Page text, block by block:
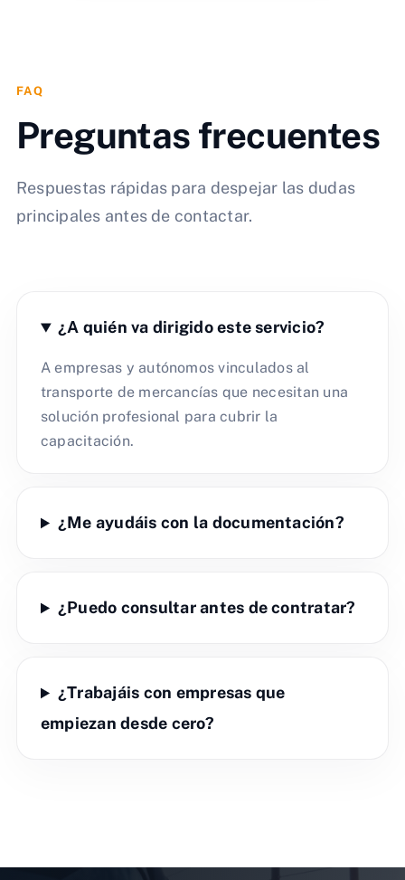
FAQ
Preguntas frecuentes
Respuestas rápidas para despejar las dudas
principales antes de contactar.
¿A quién va dirigido este servicio?
A empresas y autónomos vinculados al
transporte de mercancías que necesitan una
solución profesional para cubrir la
capacitación.
¿Me ayudáis con la documentación?
¿Puedo consultar antes de contratar?
¿Trabajáis con empresas que
empiezan desde cero?